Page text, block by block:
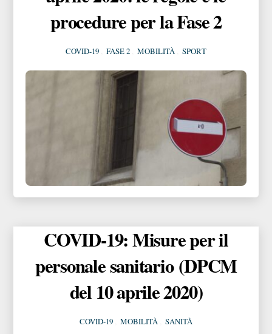
procedure per la Fase 2
COVID-19 FASE 2 MOBILITÀ SPORT
COVID-19: Misure per il
personale sanitario (DPCM
del 10 aprile 2020)
COVID-19 MOBILITÀ SANITÀ